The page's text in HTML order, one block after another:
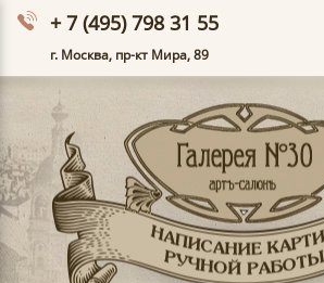
+ 7 (495) 798 31 55
г. Москва, пр-кт Мира, 89